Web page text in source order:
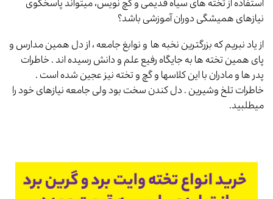
استفاده از تخته های سیاه قدیمی و گچ نویس، میتواند پاسخگوی
نیازهای همیشگی دوران آموزشی باشد؟
از یاد نبریم که بزرگترین نخبه ها و نوابغ جامعه ، از دل همین مدارس و
پای همین تخته ها به جایگاه رفیع علم و دانش رسیده اند . خاطرات
پدر ها و مادران با این کلاسها و گچ و تخته نیز عجین شده است .
خاطرات تلخ وشیرین . دل کندن سخت بود ولی جامعه نیازهای خود را
میطلبید.